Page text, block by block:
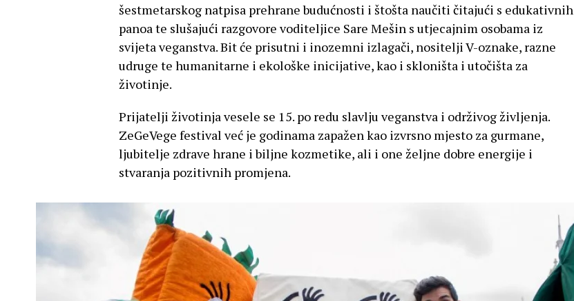
šestmetarskog natpisa prehrane budućnosti i štošta naučiti čitajući s edukativnih
panoa te slušajući razgovore voditeljice Sare Mešin s utjecajnim osobama iz
svijeta veganstva. Bit će prisutni i inozemni izlagači, nositelji V-oznake, razne
udruge te humanitarne i ekološke inicijative, kao i skloništa i utočišta za
životinje.
Prijatelji životinja vesele se 15. po redu slavlju veganstva i održivog življenja.
ZeGeVege festival već je godinama zapažen kao izvrsno mjesto za gurmane,
ljubitelje zdrave hrane i biljne kozmetike, ali i one željne dobre energije i
stvaranja pozitivnih promjena.